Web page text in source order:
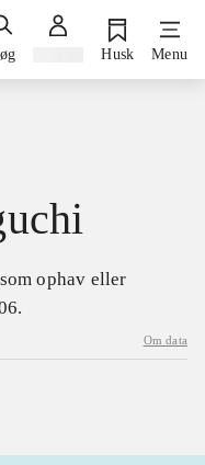
Husk Menu
ophav eller
Om data